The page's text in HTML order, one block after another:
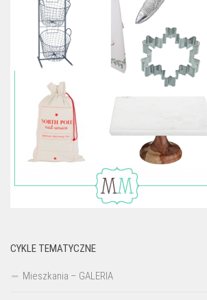
CYKLE TEMATYCZNE
Mieszkania – GALERIA